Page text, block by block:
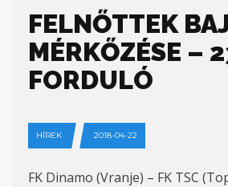
FELNŐTTEK
MÉRKŐZÉSE –
FORDULÓ
HÍREK 2018-04-22
FK Dinamo (Vranje) – FK TSC